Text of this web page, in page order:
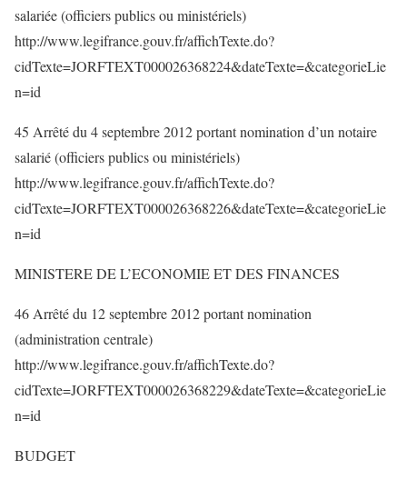
salariée (officiers publics ou ministériels)
http://www.legifrance.gouv.fr/affichTexte.do?
cidTexte=JORFTEXT000026368224&dateTexte=&categorieLie
n=id
45 Arrêté du 4 septembre 2012 portant nomination d’un notaire
salarié (officiers publics ou ministériels)
http://www.legifrance.gouv.fr/affichTexte.do?
cidTexte=JORFTEXT000026368226&dateTexte=&categorieLie
n=id
MINISTERE DE L’ECONOMIE ET DES FINANCES
46 Arrêté du 12 septembre 2012 portant nomination
(administration centrale)
http://www.legifrance.gouv.fr/affichTexte.do?
cidTexte=JORFTEXT000026368229&dateTexte=&categorieLie
n=id
BUDGET